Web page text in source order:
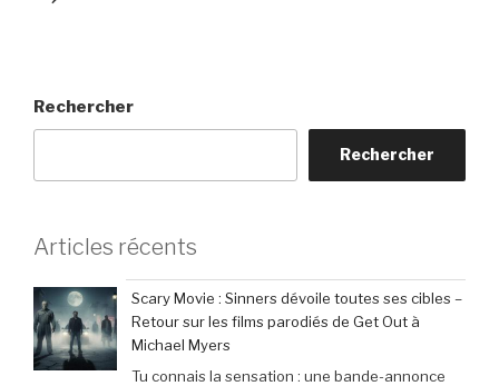
Rechercher
Rechercher
Articles récents
Scary Movie : Sinners dévoile toutes ses cibles –
Retour sur les films parodiés de Get Out à
Michael Myers
Tu connais la sensation : une bande-annonce